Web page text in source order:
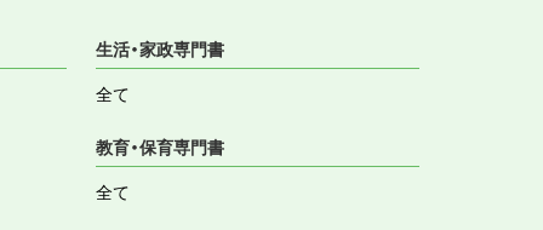
生活・家政専門書
全て
教育・保育専門書
全て